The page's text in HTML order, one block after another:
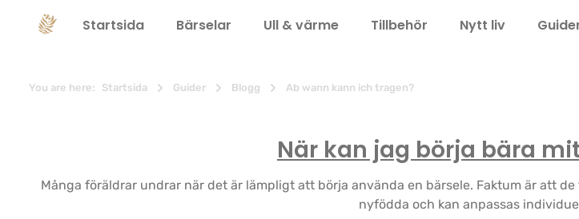
Hoppa till huvudnavigering
Startsida Bärselar Ull & värme Tillbehör Nytt liv
You are here: Startsida Guider Blogg Ab wann kann ich tragen?
När kan jag börja bära
Många föräldrar undrar när det är lämpligt att börja använda en bärsele. Faktum är att
nyfödda och kan anpassas